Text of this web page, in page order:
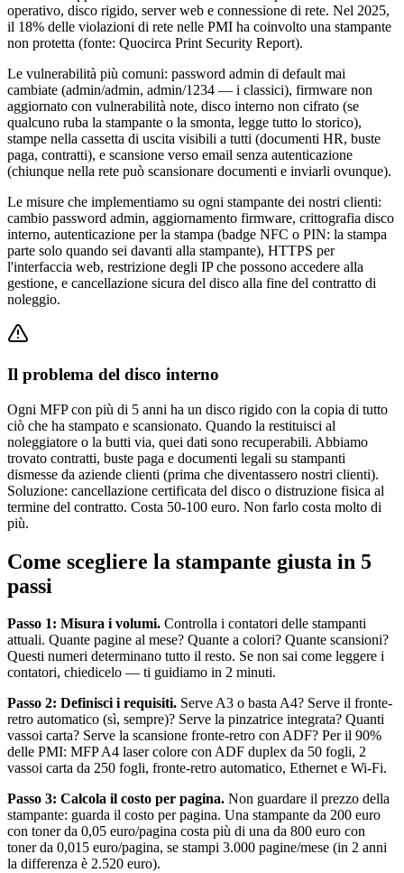
operativo, disco rigido, server web e connessione di rete. Nel 2025,
il 18% delle violazioni di rete nelle PMI ha coinvolto una stampante
non protetta (fonte: Quocirca Print Security Report).
Le vulnerabilità più comuni: password admin di default mai
cambiate (admin/admin, admin/1234 — i classici), firmware non
aggiornato con vulnerabilità note, disco interno non cifrato (se
qualcuno ruba la stampante o la smonta, legge tutto lo storico),
stampe nella cassetta di uscita visibili a tutti (documenti HR, buste
paga, contratti), e scansione verso email senza autenticazione
(chiunque nella rete può scansionare documenti e inviarli ovunque).
Le misure che implementiamo su ogni stampante dei nostri clienti:
cambio password admin, aggiornamento firmware, crittografia disco
interno, autenticazione per la stampa (badge NFC o PIN: la stampa
parte solo quando sei davanti alla stampante), HTTPS per
l'interfaccia web, restrizione degli IP che possono accedere alla
gestione, e cancellazione sicura del disco alla fine del contratto di
noleggio.
Il problema del disco interno
Ogni MFP con più di 5 anni ha un disco rigido con la copia di tutto
ciò che ha stampato e scansionato. Quando la restituisci al
noleggiatore o la butti via, quei dati sono recuperabili. Abbiamo
trovato contratti, buste paga e documenti legali su stampanti
dismesse da aziende clienti (prima che diventassero nostri clienti).
Soluzione: cancellazione certificata del disco o distruzione fisica al
termine del contratto. Costa 50-100 euro. Non farlo costa molto di
più.
Come scegliere la stampante giusta in 5
passi
Passo 1: Misura i volumi. Controlla i contatori delle stampanti
attuali. Quante pagine al mese? Quante a colori? Quante scansioni?
Questi numeri determinano tutto il resto. Se non sai come leggere i
contatori, chiedicelo — ti guidiamo in 2 minuti.
Passo 2: Definisci i requisiti. Serve A3 o basta A4? Serve il fronte-
retro automatico (sì, sempre)? Serve la pinzatrice integrata? Quanti
vassoi carta? Serve la scansione fronte-retro con ADF? Per il 90%
delle PMI: MFP A4 laser colore con ADF duplex da 50 fogli, 2
vassoi carta da 250 fogli, fronte-retro automatico, Ethernet e Wi-Fi.
Passo 3: Calcola il costo per pagina. Non guardare il prezzo della
stampante: guarda il costo per pagina. Una stampante da 200 euro
con toner da 0,05 euro/pagina costa più di una da 800 euro con
toner da 0,015 euro/pagina, se stampi 3.000 pagine/mese (in 2 anni
la differenza è 2.520 euro).